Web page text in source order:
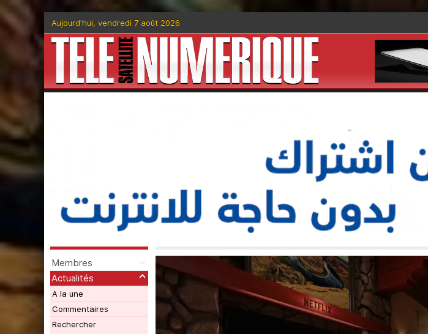
Aujourd'hui, vendredi 7 août 2026
Membres
Actualités
A la une
Commentaires
Rechercher